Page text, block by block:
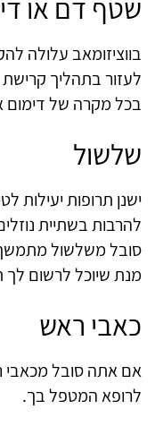
שטף דם או
בווציזומאב עלולה
לעזור בתהליך
בכל מקרה של דימום
שלשול
ישנן תרופות יעילות
להרבות בשתיית
סובל משלשול
מנת שיוכל לרשום לך
כאבי ראש
אם אתה סובל מכאבי
לרופא המטפל בך.